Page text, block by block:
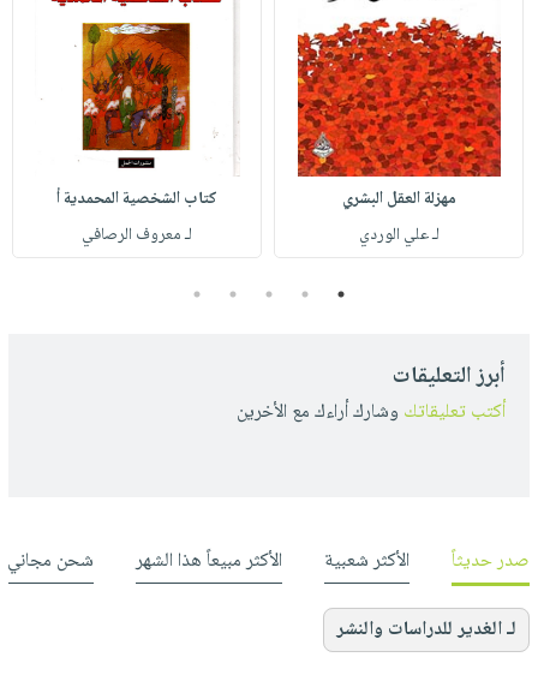
مهزلة العقل البشري
لـ علي الوردي
كتاب الشخصية المحمدية أ
لـ معروف الرصافي
1
2
3
4
5
أبرز التعليقات
أكتب تعليقاتك وشارك أراءك مع الأخرين
صدر حديثاً الأكثر شعبية الأكثر مبيعاً هذا الشهر شحن مجاني
لـ الغدير للدراسات والنشر